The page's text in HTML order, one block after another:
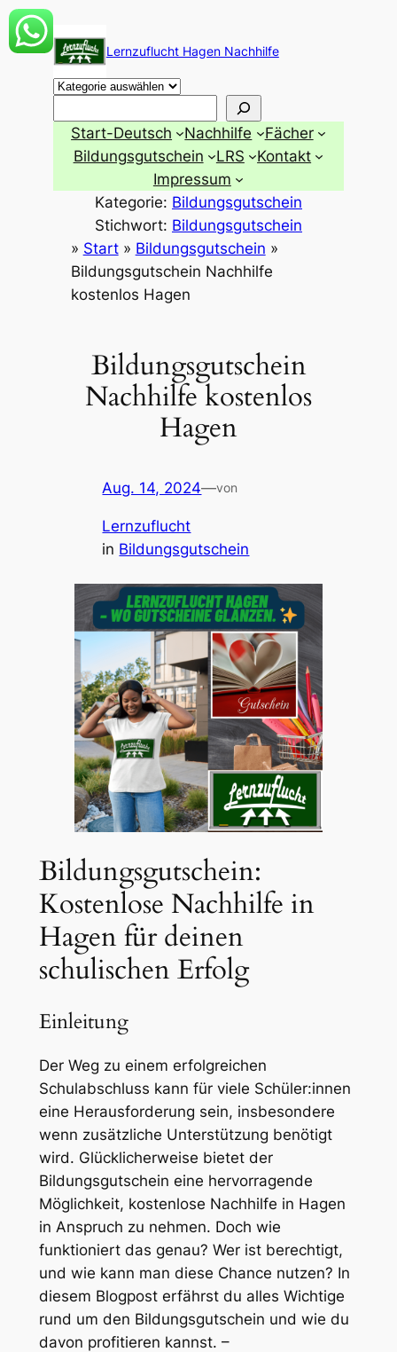
Zum
Inhalt
springen
Lernzuflucht Hagen Nachhilfe
Start-Deutsch Nachhilfe
Fächer
Bildungsgutschein
LRS
Kontakt
Impressum
Kategorie: Bildungsgutschein
Stichwort: Bildungsgutschein
» Start» Bildungsgutschein »
Bildungsgutschein Nachhilfe
kostenlos Hagen
Bildungsgutschein
Nachhilfe kostenlos
Hagen
Aug. 14, 2024—von
Lernzuflucht
in Bildungsgutschein
Bildungsgutschein:
Kostenlose Nachhilfe in
Hagen für deinen
schulischen Erfolg
Einleitung
Der Weg zu einem erfolgreichen
Schulabschluss kann für viele Schüler:innen
eine Herausforderung sein, insbesondere
wenn zusätzliche Unterstützung benötigt
wird. Glücklicherweise bietet der
Bildungsgutschein eine hervorragende
Möglichkeit, kostenlose Nachhilfe in Hagen
in Anspruch zu nehmen. Doch wie
funktioniert das genau? Wer ist berechtigt,
und wie kann man diese Chance nutzen? In
diesem Blogpost erfährst du alles Wichtige
rund um den Bildungsgutschein und wie du
davon profitieren kannst. –